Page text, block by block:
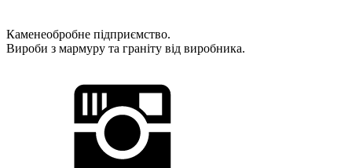
Каменеобробне підприємство.
Вироби з мармуру та граніту від виробника.